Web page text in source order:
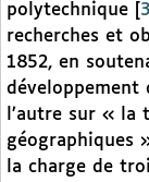
polytechnique
3
recherches et
1852, en
développement
l’autre sur « la
géographiques
la charge de